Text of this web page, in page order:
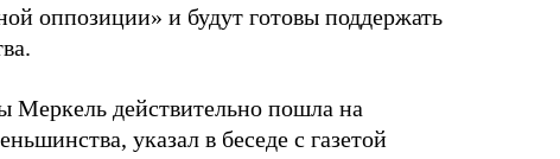
оппозиции» и будут готовы поддержать
Меркель действительно пошла на
указал в беседе с газетой